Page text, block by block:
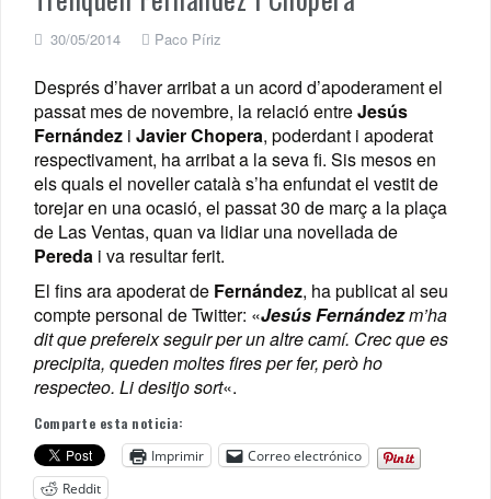
30/05/2014 Paco Píriz
Després d’haver arribat a un acord d’apoderament el
passat mes de novembre, la relació entreJesús
Fernández i Javier Chopera, poderdant i apoderat
respectivament, ha arribat a la seva fi. Sis mesos en
els quals el noveller català s’ha enfundat el vestit de
torejar en una ocasió, el passat 30 de març a la plaça
de Las Ventas, quan va lidiar una novellada de
Pereda i va resultar ferit.
El fins ara apoderat de Fernández, ha publicat al seu
compte personal de Twitter: «Jesús Fernándezm’ha
dit que prefereix seguir per un altre camí. Crec que es
precipita, queden moltes fires per fer, però ho
respecteo. Li desitjo sort«.
Comparte esta noticia:
Imprimir
Correo electrónico
Reddit